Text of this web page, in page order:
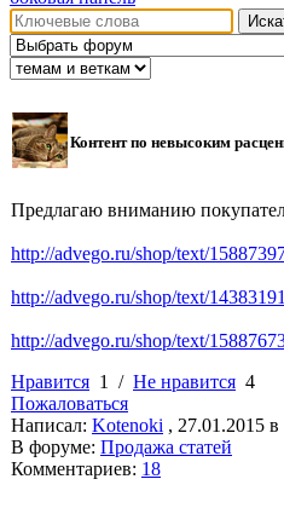
Контент по невысоким
Предлагаю вниманию
http://advego.ru/shop/text/
http://advego.ru/shop/text/
http://advego.ru/shop/text/
Нравится 1 / Не нравится 4
Пожаловаться
Написал: Kotenoki , 27.01.2015 в
В форуме: Продажа статей
Комментариев: 18